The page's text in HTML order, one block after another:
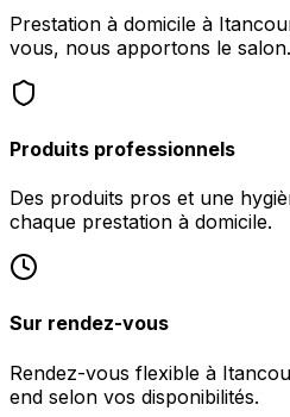
Prestation à domicile à
vous, nous apportons le salon.
Produits professionnels
Des produits pros et une
chaque prestation à domicile.
Sur rendez-vous
Rendez-vous flexible à
end selon vos disponibilités.